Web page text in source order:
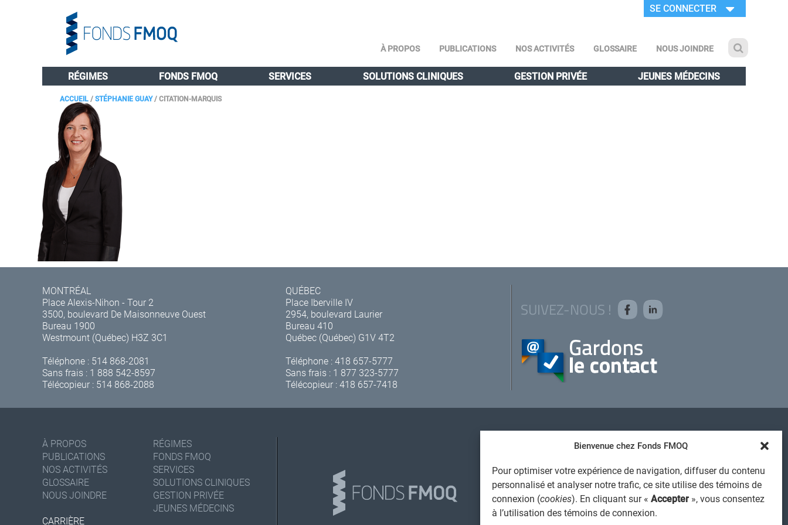
Bienvenue chez Fonds FMOQ
Pour optimiser votre expérience de navigation, diffuser du contenu
personnalisé et analyser notre trafic, ce site utilise des témoins de
connexion (cookies). En cliquant sur « Accepter », vous consentez
à l’utilisation des témoins de connexion.
SE CONNECTER
À PROPOS PUBLICATIONS NOS ACTIVITÉS GLOSSAIRE NOUS JOINDRE
RÉGIMES FONDS FMOQ SERVICES SOLUTIONS CLINIQUES GESTION PRIVÉE JEUNES MÉDECINS
ACCUEIL/STÉPHANIE GUAY/CITATION-MARQUIS
MONTRÉAL
Place Alexis-Nihon - Tour 2
3500, boulevard De Maisonneuve Ouest
Bureau 1900
Westmount (Québec) H3Z 3C1
Téléphone : 514 868-2081
Sans frais : 1 888 542-8597
Télécopieur : 514 868-2088
QUÉBEC
Place Iberville IV
2954, boulevard Laurier
Bureau 410
Québec (Québec) G1V 4T2
Téléphone :418 657-5777
Sans frais : 1 877 323-5777
Télécopieur : 418 657-7418
SUIVEZ-NOUS !
À PROPOS
PUBLICATIONS
NOS ACTIVITÉS
GLOSSAIRE
NOUS JOINDRE
RÉGIMES
FONDS FMOQ
SERVICES
SOLUTIONS CLINIQUES
GESTION PRIVÉE
JEUNES MÉDECINS
CARRIÈRE
AVIS JURIDIQUE GÉNÉRAL
PROTECTION DES RENSEIGNEMENTS PERSONNELS
POLITIQUE DE TRAITEMENT DES PLAINTES
REGISTRE DES CONFLITS D'INTÉRÊTS